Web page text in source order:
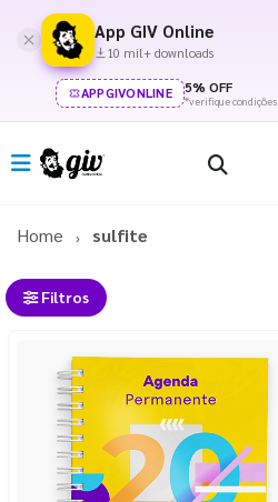
App GIV Online
10 mil+ downloads
APPGIVONLINE 5% OFF
*verifique condições
Home sulfite
Filtros